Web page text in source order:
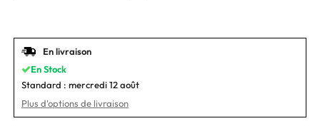
En livraison
En Stock
Standard : mercredi 12 août
Plus d'options de livraison